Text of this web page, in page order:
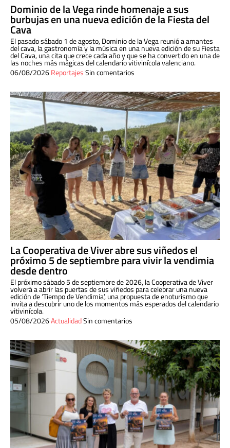
Dominio de la Vega rinde homenaje a sus
burbujas en una nueva edición de la Fiesta del
Cava
El pasado sábado 1 de agosto, Dominio de la Vega reunió a amantes
del cava, la gastronomía y la música en una nueva edición de su Fiesta
del Cava, una cita que crece cada año y que se ha convertido en una de
las noches más mágicas del calendario vitivinícola valenciano.
06/08/2026ReportajesSin comentarios
La Cooperativa de Viver abre sus viñedos el
próximo 5 de septiembre para vivir la vendimia
desde dentro
El próximo sábado 5 de septiembre de 2026, la Cooperativa de Viver
volverá a abrir las puertas de sus viñedos para celebrar una nueva
edición de ‘Tiempo de Vendimia’, una propuesta de enoturismo que
invita a descubrir uno de los momentos más esperados del calendario
vitivinícola.
05/08/2026ActualidadSin comentarios